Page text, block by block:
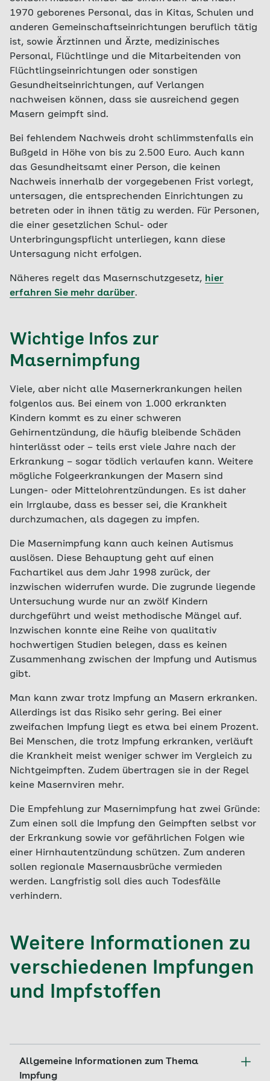
unabhängig von Impfungen häufig. Etwa
zwei bis fünf Prozent der Kleinkinder neigen
zu Fieberkrämpfen. Die Krämpfe sind nicht
lebensbedrohlich, bereiten Eltern aber meist
große Sorge. In seltenen Fällen können sie
auch nach einer Impfung auftreten, etwa bei
der Masern-Mumps-Röteln-Impfung in 25 bis
35 Fällen auf 100.000 geimpfte Kinder.
und 72 mit Todesfolge. Im diesem Zeitraum
wurden mehr als 120 Millionen Impfungen
durchgeführt. Von der Auswertung
ausgenommen sind COVID-19-Impfstoffe, die
das PEI gesondert analysiert hat. Hierzu wurden
dem PEI bis zum 31. März 2023 nach mehr als
192 Millionen Impfungen in Deutschland mit
einem zugelassen COVID-19-Impfstoff 340.282
gemeldet.
1970 geborenes Personal, das in Kitas, Schulen und
anderen Gemeinschaftseinrichtungen beruflich tätig
ist, sowie Ärztinnen und Ärzte, medizinisches
Personal, Flüchtlinge und die Mitarbeitenden von
Flüchtlingseinrichtungen oder sonstigen
Gesundheitseinrichtungen, auf Verlangen
nachweisen können, dass sie ausreichend gegen
Masern geimpft sind.
Bei fehlendem Nachweis droht schlimmstenfalls ein
Bußgeld in Höhe von bis zu 2.500 Euro. Auch kann
das Gesundheitsamt einer Person, die keinen
Nachweis innerhalb der vorgegebenen Frist vorlegt,
untersagen, die entsprechenden Einrichtungen zu
betreten oder in ihnen tätig zu werden. Für Personen,
die einer gesetzlichen Schul- oder
Unterbringungspflicht unterliegen, kann diese
Untersagung nicht erfolgen.
Näheres regelt das Masernschutzgesetz, hier
erfahren Sie mehr darüber.
Wichtige Infos zur
Masernimpfung
Viele, aber nicht alle Masernerkrankungen heilen
folgenlos aus. Bei einem von 1.000 erkrankten
Kindern kommt es zu einer schweren
Gehirnentzündung, die häufig bleibende Schäden
hinterlässt oder – teils erst viele Jahre nach der
Erkrankung – sogar tödlich verlaufen kann. Weitere
mögliche Folgeerkrankungen der Masern sind
Lungen- oder Mittelohrentzündungen. Es ist daher
ein Irrglaube, dass es besser sei, die Krankheit
durchzumachen, als dagegen zu impfen.
Die Masernimpfung kann auch keinen Autismus
auslösen. Diese Behauptung geht auf einen
Fachartikel aus dem Jahr 1998 zurück, der
inzwischen widerrufen wurde. Die zugrunde liegende
Untersuchung wurde nur an zwölf Kindern
durchgeführt und weist methodische Mängel auf.
Inzwischen konnte eine Reihe von qualitativ
hochwertigen Studien belegen, dass es keinen
Zusammenhang zwischen der Impfung und Autismus
gibt.
Man kann zwar trotz Impfung an Masern erkranken.
Allerdings ist das Risiko sehr gering. Bei einer
zweifachen Impfung liegt es etwa bei einem Prozent.
Bei Menschen, die trotz Impfung erkranken, verläuft
die Krankheit meist weniger schwer im Vergleich zu
Nichtgeimpften. Zudem übertragen sie in der Regel
keine Masernviren mehr.
Die Empfehlung zur Masernimpfung hat zwei Gründe:
Zum einen soll die Impfung den Geimpften selbst vor
der Erkrankung sowie vor gefährlichen Folgen wie
einer Hirnhautentzündung schützen. Zum anderen
sollen regionale Masernausbrüche vermieden
werden. Langfristig soll dies auch Todesfälle
verhindern.
Weitere Informationen zu
verschiedenen Impfungen
und Impfstoffen
Allgemeine Informationen zum Thema
Impfung